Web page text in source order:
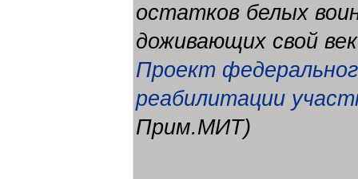
остатков белых
доживающих свой
Проект
реабилитации
Прим.МИТ)